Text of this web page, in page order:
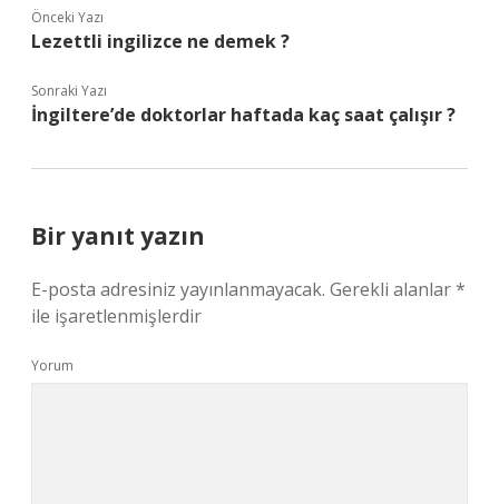
Önceki Yazı
Lezettli ingilizce ne demek ?
Sonraki Yazı
İngiltere’de doktorlar haftada kaç saat çalışır ?
Bir yanıt yazın
E-posta adresiniz yayınlanmayacak. Gerekli alanlar*
ile işaretlenmişlerdir
Yorum